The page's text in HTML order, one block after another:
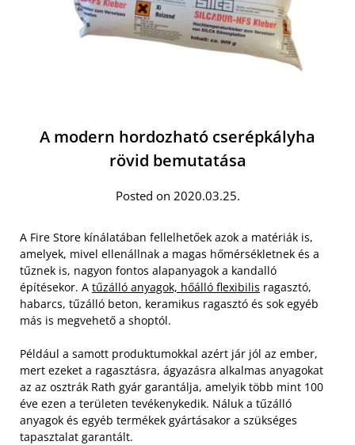
A modern hordozható cserépkályha
rövid bemutatása
Posted on 2020.03.25.
A Fire Store kínálatában fellelhetőek azok a matériák is,
amelyek, mivel ellenállnak a magas hőmérsékletnek és a
tűznek is, nagyon fontos alapanyagok a kandalló
építésekor. A tűzálló anyagok, hőálló flexibilis ragasztó,
habarcs, tűzálló beton, keramikus ragasztó és sok egyéb
más is megvehető a shoptól.
Például a samott produktumokkal azért jár jól az ember,
mert ezeket a ragasztásra, ágyazásra alkalmas anyagokat
az az osztrák Rath gyár garantálja, amelyik több mint 100
éve ezen a területen tevékenykedik. Náluk a tűzálló
anyagok és egyéb termékek gyártásakor a szükséges
tapasztalat garantált.